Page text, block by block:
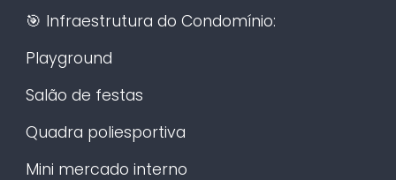
🎯 Infraestrutura do Condomínio:
Playground
Salão de festas
Quadra poliesportiva
Mini mercado interno